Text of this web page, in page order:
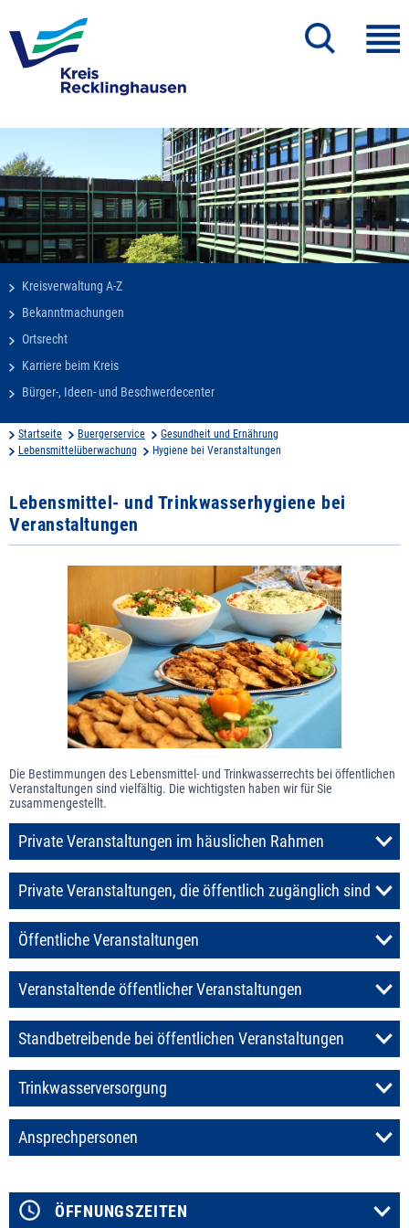
Kreisverwaltung A-Z
Bekanntmachungen
Ortsrecht
Karriere beim Kreis
Bürger-, Ideen- und Beschwerdecenter
Startseite Buergerservice
Gesundheit und Ernährung
Lebensmittelüberwachung
Hygiene bei Veranstaltungen
Lebensmittel- und Trinkwasserhygiene bei
Veranstaltungen
Die Bestimmungen des Lebensmittel- und Trinkwasserrechts bei öffentlichen
Veranstaltungen sind vielfältig. Die wichtigsten haben wir für Sie
zusammengestellt.
Private Veranstaltungen im häuslichen Rahmen
Private Veranstaltungen, die öffentlich zugänglich sind
Öffentliche Veranstaltungen
Veranstaltende öffentlicher Veranstaltungen
Standbetreibende bei öffentlichen Veranstaltungen
Trinkwasserversorgung
Ansprechpersonen
ÖFFNUNGSZEITEN